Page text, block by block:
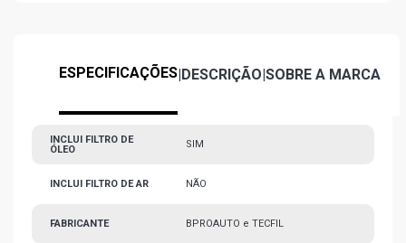
ESPECIFICAÇÕES|DESCRIÇÃO|SOBRE A MARCA
INCLUI FILTRO DE
ÓLEO
SIM
INCLUI FILTRO DE AR NÃO
FABRICANTE BPROAUTO e TECFIL